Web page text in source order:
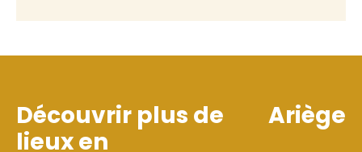
Découvrir plus de
lieux en
Ariège